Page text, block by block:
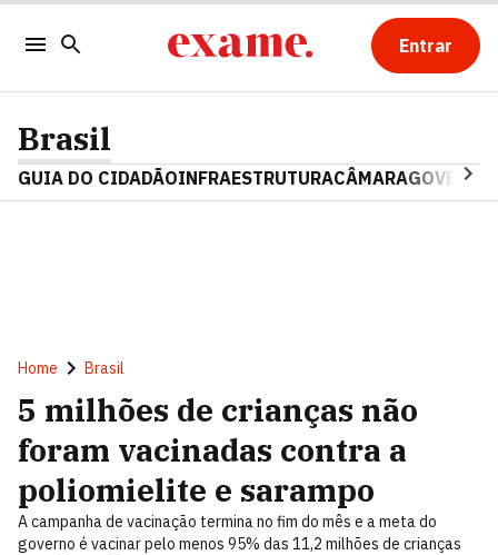
Entrar
Brasil
GUIA DO CIDADÃOINFRAESTRUTURACÂMARAGOVERNO
Home Brasil
5 milhões de crianças não
foram vacinadas contra a
poliomielite e sarampo
A campanha de vacinação termina no fim do mês e a meta do
governo é vacinar pelo menos 95% das 11,2 milhões de crianças